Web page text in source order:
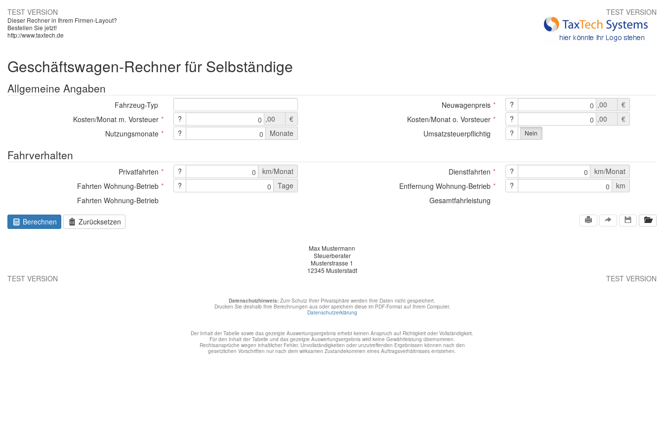
TEST VERSION TEST VERSION
Dieser Rechner in Ihrem Firmen-Layout?
Bestellen Sie jetzt!
http://www.taxtech.de
Geschäftswagen-Rechner für Selbständige
Allgemeine Angaben
Fahrzeug-Typ Neuwagenpreis ? 0 ,00
€
Kosten/Monat m. Vorsteuer
? 0 ,00 € Kosten/Monat o. Vorsteuer ? 0 ,00
€
Nutzungsmonate
? 0 Monate Umsatzsteuerpflichtig ? Nein
Fahrverhalten
Privatfahrten ? 0 km/Monat Dienstfahrten ? 0
km/Monat
Fahrten Wohnung-Betrieb
? 0 Tage Entfernung Wohnung-Betrieb ? 0
km
Fahrten Wohnung-Betrieb
Gesamtfahrleistung
Berechnen Zurücksetzen
Max Mustermann
Steuerberater
Musterstrasse 1
12345 Musterstadt
TEST VERSION TEST VERSION
Datenschutzhinweis: Zum Schutz Ihrer Privatsphäre werden Ihre Daten nicht gespeichert.
Drucken Sie deshalb Ihre Berechnungen aus oder speichern diese im PDF-Format auf Ihrem Computer.
Datenschutzerklärung
Der Inhalt der Tabelle sowie das gezeigte Auswertungsergebnis erhebt keinen Anspruch auf Richtigkeit oder Vollständigkeit.
Für den Inhalt der Tabelle und das gezeigte Auswertungsergebnis wird keine Gewährleistung übernommen.
Rechtsansprüche wegen inhaltlicher Fehler, Unvollständigkeiten oder unzutreffenden Ergebnissen können nach den
gesetzlichen Vorschriften nur nach dem wirksamen Zustandekommen eines Auftragsverhältnisses entstehen.